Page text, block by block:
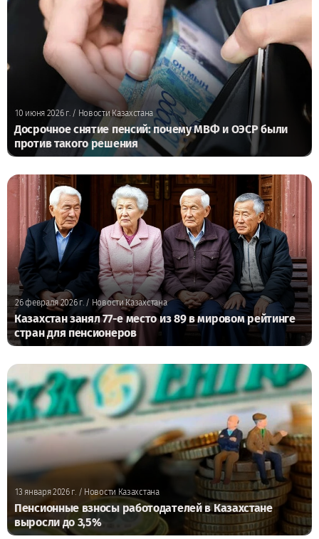
10 июня 2026 г./ Новости Казахстана
Досрочное снятие пенсий: почему МВФ и ОЭСР были
против такого решения
26 февраля 2026 г./ Новости Казахстана
Казахстан занял 77-е место из 89 в мировом рейтинге
стран для пенсионеров
13 января 2026 г./ Новости Казахстана
Пенсионные взносы работодателей в Казахстане
выросли до 3,5%